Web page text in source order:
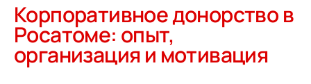
Корпоративное донорство в
Росатоме: опыт,
организация и мотивация